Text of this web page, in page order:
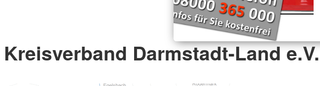
Kreisverband Darmstadt-Land e.V.